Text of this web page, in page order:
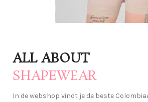
Post
Chirurgische
Accessories
voor spoedig herstel
ALL ABOUT
SHAPEWEAR
In de webshop vindt je de beste